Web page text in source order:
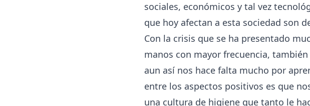
sociales, económicos y tal vez
que hoy afectan a esta sociedad son
Con la crisis que se ha presentado
manos con mayor frecuencia,
aun así nos hace falta mucho por
entre los aspectos positivos es que
una cultura de higiene que tanto le